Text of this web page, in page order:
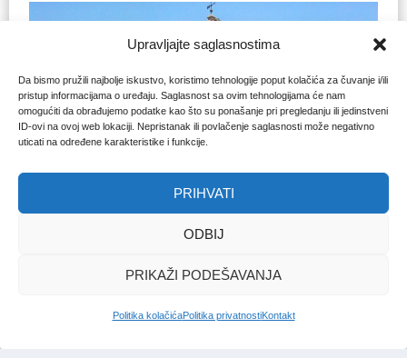
Upravljajte saglasnostima
Da bismo pružili najbolje iskustvo, koristimo tehnologije poput kolačića za čuvanje i/ili
pristup informacijama o uređaju. Saglasnost sa ovim tehnologijama će nam
omogućiti da obrađujemo podatke kao što su ponašanje pri pregledanju ili jedinstveni
ID-ovi na ovoj web lokaciji. Nepristanak ili povlačenje saglasnosti može negativno
uticati na određene karakteristike i funkcije.
PRIHVATI
ODBIJ
PRIKAŽI PODEŠAVANJA
Politika kolačićaPolitika privatnostiKontakt
Jedini preživjeli minaret u
Rondi: Alminar svetog
Redakcija Bosna|8. jul. 2025.